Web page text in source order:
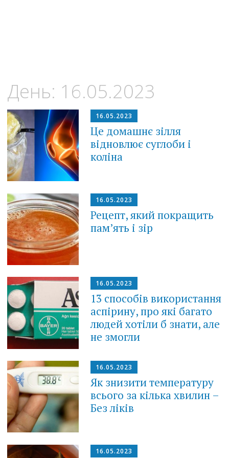
День: 16.05.2023
16.05.2023
Це домашнє зілля
відновлює суглоби і
коліна
16.05.2023
Рецепт, який покращить
пам’ять і зір
16.05.2023
13 способів використання
аспірину, про які багато
людей хотіли б знати, але
не змогли
16.05.2023
Як знизити температуру
всього за кілька хвилин –
Без ліків
16.05.2023